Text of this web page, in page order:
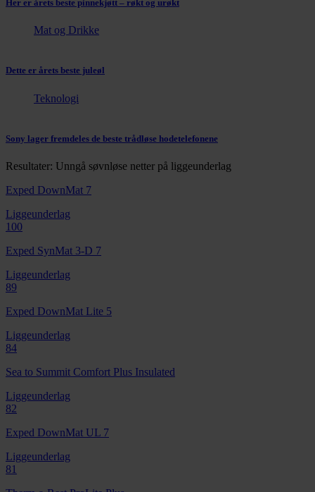
Her er årets beste pinnekjøtt – røkt og urøkt
Mat og Drikke
Dette er årets beste juleøl
Teknologi
Sony lager fremdeles de beste trådløse hodetelefonene
Resultater: Unngå søvnløse netter på liggeunderlag
Exped DownMat 7
Liggeunderlag
100
Exped SynMat 3-D 7
Liggeunderlag
89
Exped DownMat Lite 5
Liggeunderlag
84
Sea to Summit Comfort Plus Insulated
Liggeunderlag
82
Exped DownMat UL 7
Liggeunderlag
81